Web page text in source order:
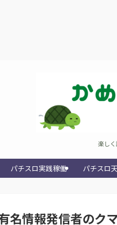
楽し
パチスロ実践稼働 パチスロ
有名情報発信者の